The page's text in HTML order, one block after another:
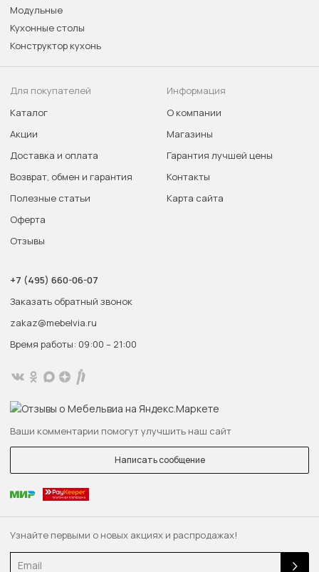
Узнайте первыми о новых акциях и распродажах!
Email
Модульные
Кухонные столы
Конструктор кухонь
Для покупателей
Каталог
Акции
Доставка и оплата
Возврат, обмен и гарантия
Полезные статьи
Оферта
Отзывы
Информация
О компании
Магазины
Гарантия лучшей цены
Контакты
Карта сайта
+7 (495) 660-06-07
Заказать обратный звонок
zakaz@mebelvia.ru
Время работы: 09:00 – 21:00
Ваши комментарии помогут улучшить наш сайт
Написать сообщение